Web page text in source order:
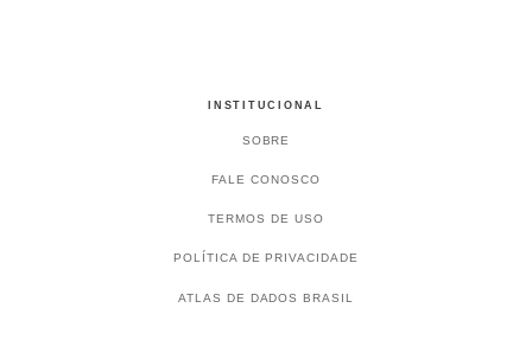
INSTITUCIONAL
SOBRE
FALE CONOSCO
TERMOS DE USO
POLÍTICA DE PRIVACIDADE
ATLAS DE DADOS BRASIL